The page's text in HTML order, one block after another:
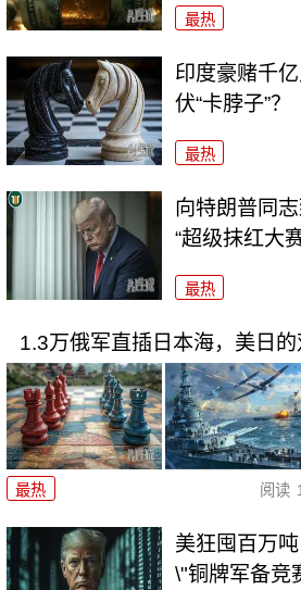
最热
印度豪赌千
伏“卡脖子”？
最热
向特朗普同
“超级抹红大
最热
1.3万俄军直插日本海，美日
最热 阅读
美狂囤百万
\"铜牌军备竞